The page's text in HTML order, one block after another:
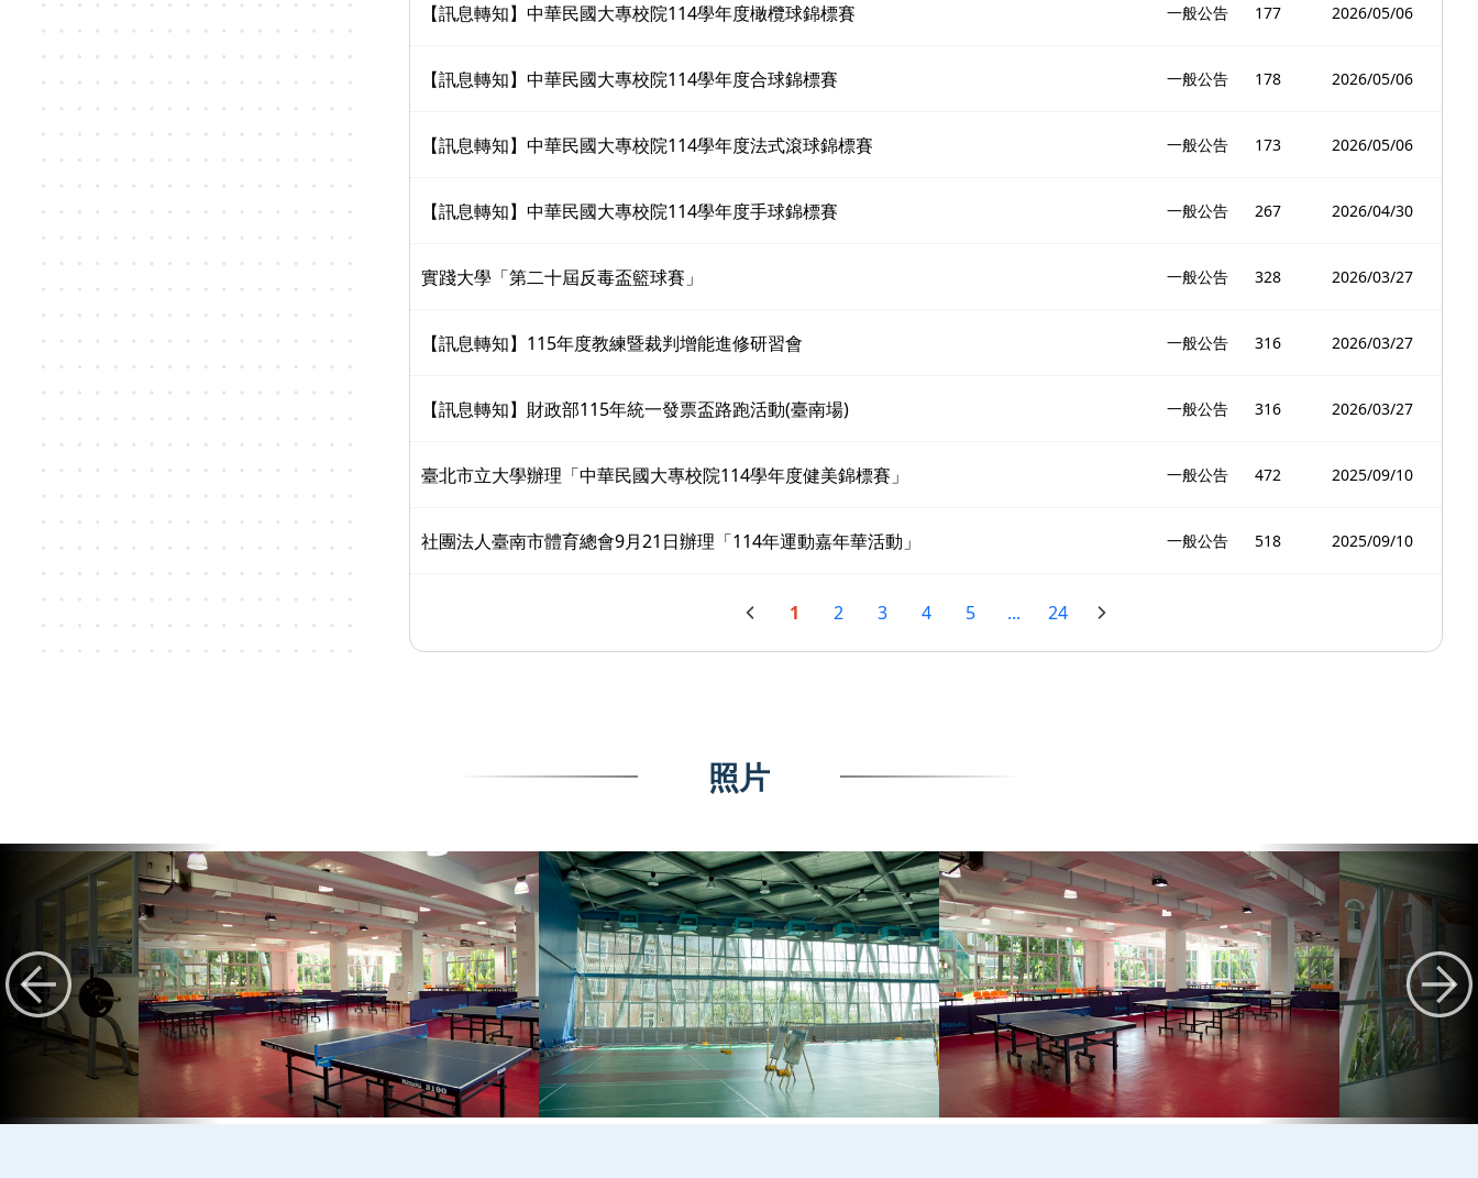
【訊息轉知】中華民國大專校院114學年度橄欖球錦標賽 一般公告 177 2026/05/06
【訊息轉知】中華民國大專校院114學年度合球錦標賽 一般公告 178 2026/05/06
【訊息轉知】中華民國大專校院114學年度法式滾球錦標賽 一般公告 173 2026/05/06
【訊息轉知】中華民國大專校院114學年度手球錦標賽 一般公告 267 2026/04/30
實踐大學「第二十屆反毒盃籃球賽」 一般公告 328 2026/03/27
【訊息轉知】115年度教練暨裁判增能進修研習會 一般公告 316 2026/03/27
【訊息轉知】財政部115年統一發票盃路跑活動(臺南場) 一般公告 316 2026/03/27
臺北市立大學辦理「中華民國大專校院114學年度健美錦標賽」 一般公告 472 2025/09/10
社團法人臺南市體育總會9月21日辦理「114年運動嘉年華活動」 一般公告 518 2025/09/10
1 2 3 4 5 ... 24
照片